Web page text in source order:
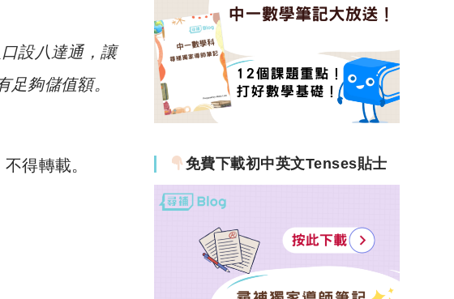
設八達通，讓
夠儲值額。
得轉載。
免費下載初中英文Tenses貼士